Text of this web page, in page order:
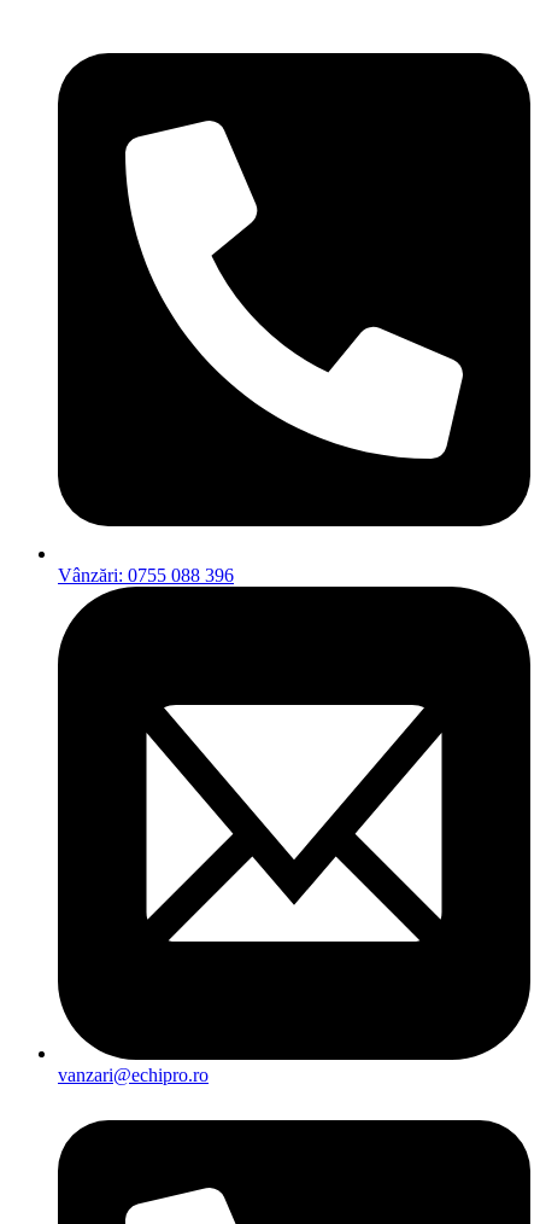
Vânzări: 0755 088 396
vanzari@echipro.ro